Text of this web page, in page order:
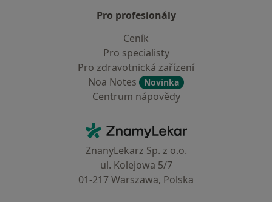
Pro profesionály
Ceník
Pro specialisty
Pro zdravotnická zařízení
Noa Notes
Novinka
Centrum nápovědy
ZnamyLekar - Hlavní stránka
ZnanyLekarz Sp. z o.o.
ul. Kolejowa 5/7
01-217 Warszawa, Polska